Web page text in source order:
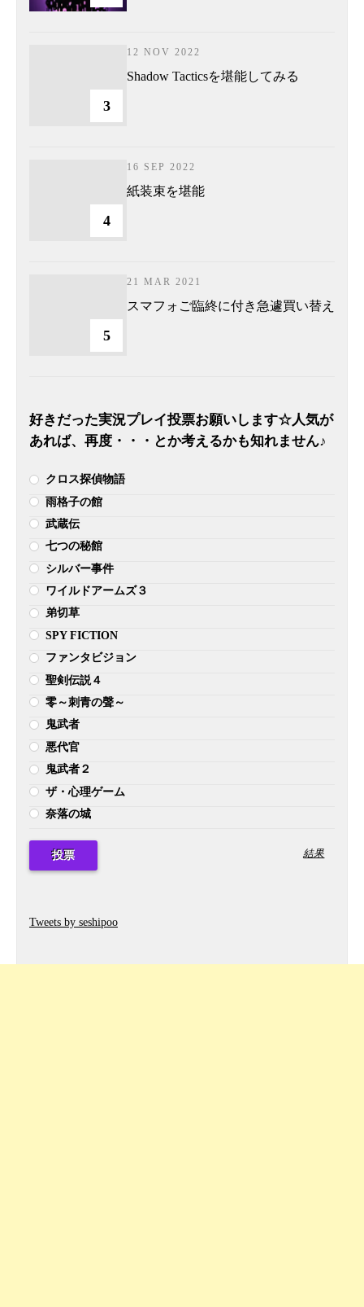
3
12 NOV 2022
Shadow Tacticsを堪能してみる
4
16 SEP 2022
紙装束を堪能
5
21 MAR 2021
スマフォご臨終に付き急遽買い替え
好きだった実況プレイ投票お願いします☆人気が
あれば、再度・・・とか考えるかも知れません♪
クロス探偵物語
雨格子の館
武蔵伝
七つの秘館
シルバー事件
ワイルドアームズ３
弟切草
SPY FICTION
ファンタビジョン
聖剣伝説４
零～刺青の聲～
鬼武者
悪代官
鬼武者２
ザ・心理ゲーム
奈落の城
結果
Tweets by seshipoo